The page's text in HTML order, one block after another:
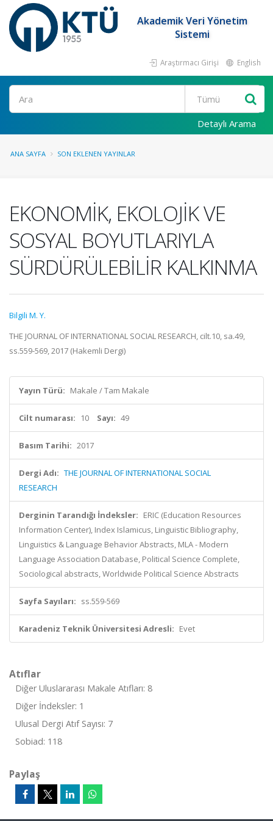
Akademik Veri Yönetim
Sistemi
Araştırmacı Girişi English
Ara
Detaylı Arama
ANA SAYFA SON EKLENEN YAYINLAR
EKONOMİK, EKOLOJİK VE
SOSYAL BOYUTLARIYLA
SÜRDÜRÜLEBİLİR KALKINMA
Bilgili M. Y.
THE JOURNAL OF INTERNATIONAL SOCIAL RESEARCH, cilt.10, sa.49,
ss.559-569, 2017 (Hakemli Dergi)
Yayın Türü: Makale / Tam Makale
Cilt numarası: 10 Sayı: 49
Basım Tarihi: 2017
Dergi Adı: THE JOURNAL OF INTERNATIONAL SOCIAL
RESEARCH
Derginin Tarandığı İndeksler: ERIC (Education Resources
Information Center), Index Islamicus, Linguistic Bibliography,
Linguistics & Language Behavior Abstracts, MLA - Modern
Language Association Database, Political Science Complete,
Sociological abstracts, Worldwide Political Science Abstracts
Sayfa Sayıları: ss.559-569
Karadeniz Teknik Üniversitesi Adresli: Evet
Atıflar
Diğer Uluslararası Makale Atıfları: 8
Diğer İndeksler: 1
Ulusal Dergi Atıf Sayısı: 7
Sobiad: 118
Paylaş